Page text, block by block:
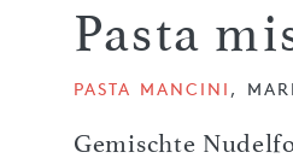
Pasta
Gemischte
PASTA MANCINI ,